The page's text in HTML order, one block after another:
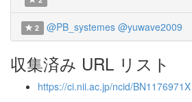
2 @PB_systemes @yuwave2009
収集済み URL リスト
https://ci.nii.ac.jp/ncid/BN1176971X